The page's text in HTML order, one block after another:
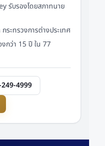
รับรองโดยสภาทนาย
ระทรวงการต่างประเทศ
กว่า 15 ปี ใน 77
4999